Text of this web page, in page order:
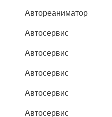
Автореаниматор
Автосервис
Автосервис
Автосервис
Автосервис
Автосервис